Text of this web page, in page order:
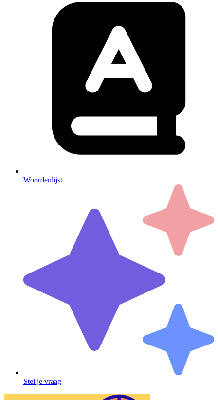
Woordenlijst
Stel je vraag